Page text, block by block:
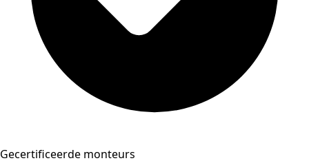
Gecertificeerde monteurs